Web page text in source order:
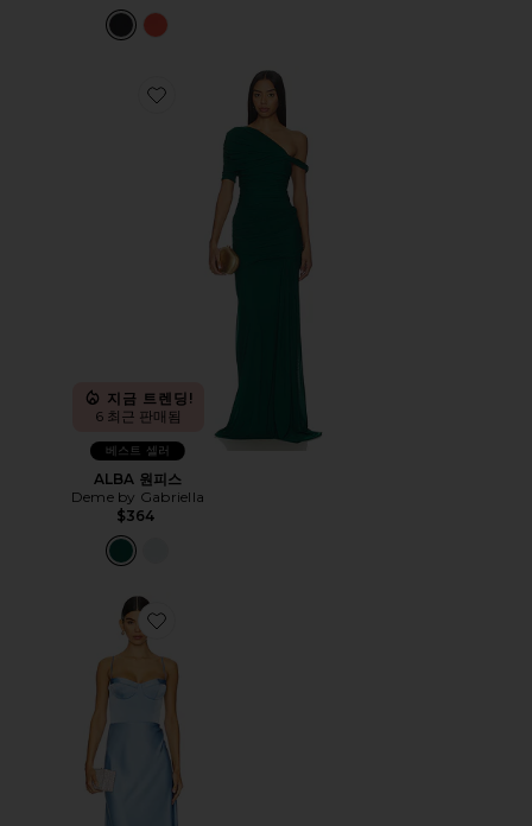
Favorite ALBA 원피스
지금 트렌딩!
6 최근 판매됨
베스트 셀러
ALBA 원피스
Deme by Gabriella
$364
Favorite FLORA 원피스